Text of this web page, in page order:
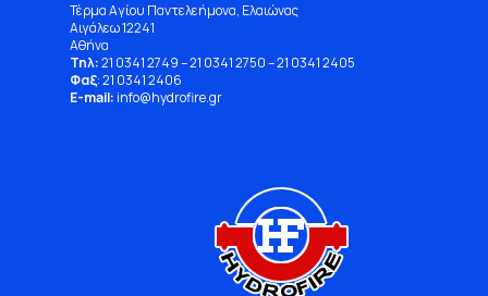
Τέρμα Αγίου Παντελεήμονα, Ελαιώνας
Αιγάλεω 12241
Αθήνα
Τηλ:21 0341 2749–21 0341 2750–21 0341 2405
Φαξ: 21 0341 2406
E-mail: info@hydrofire.gr